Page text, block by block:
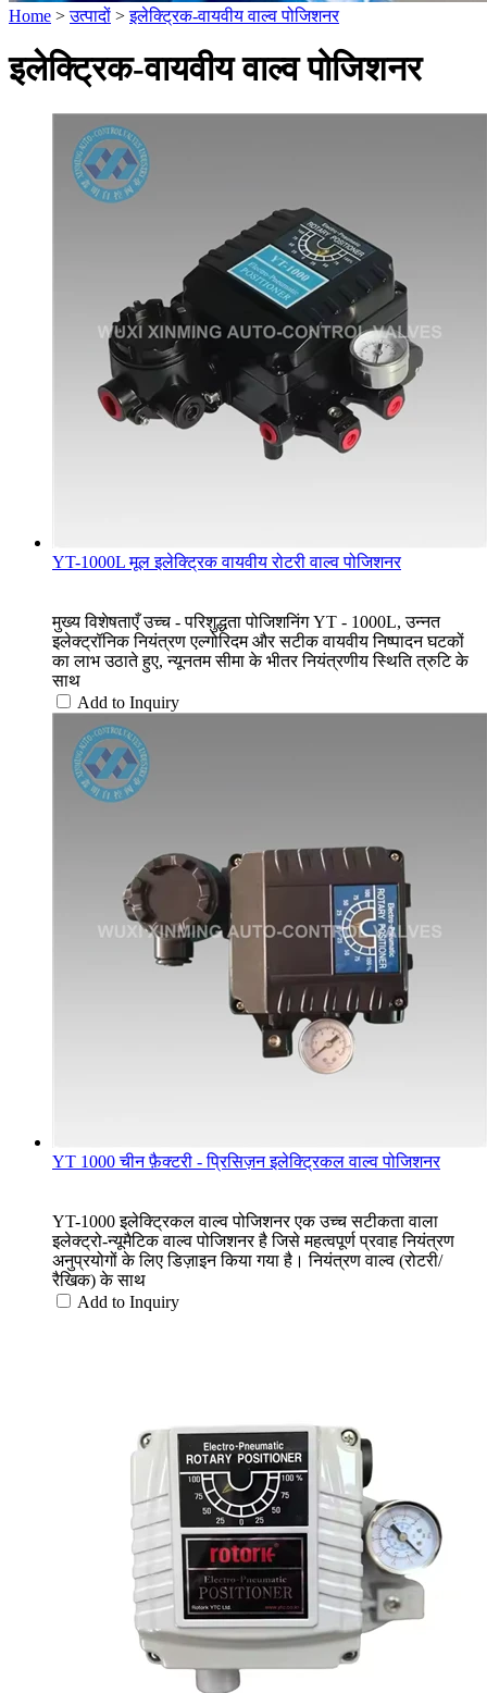
Home >उत्पादों >इलेक्ट्रिक-वायवीय वाल्व पोजिशनर
इलेक्ट्रिक-वायवीय वाल्व पोजिशनर
YT-1000L मूल इलेक्ट्रिक वायवीय रोटरी वाल्व पोजिशनर
मुख्य विशेषताएँ उच्च - परिशुद्धता पोजिशनिंग YT - 1000L, उन्नत
इलेक्ट्रॉनिक नियंत्रण एल्गोरिदम और सटीक वायवीय निष्पादन घटकों
का लाभ उठाते हुए, न्यूनतम सीमा के भीतर नियंत्रणीय स्थिति त्रुटि के
साथ
Add to Inquiry
YT 1000 चीन फ़ैक्टरी - प्रिसिज़न इलेक्ट्रिकल वाल्व पोजिशनर
YT-1000 इलेक्ट्रिकल वाल्व पोजिशनर एक उच्च सटीकता वाला
इलेक्ट्रो-न्यूमैटिक वाल्व पोजिशनर है जिसे महत्वपूर्ण प्रवाह नियंत्रण
अनुप्रयोगों के लिए डिज़ाइन किया गया है। नियंत्रण वाल्व (रोटरी/
रैखिक) के साथ
Add to Inquiry